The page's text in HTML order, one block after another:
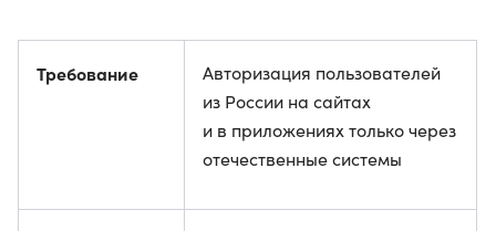
Требование
Авторизация пользователей
из России на сайтах
и в приложениях только через
отечественные системы